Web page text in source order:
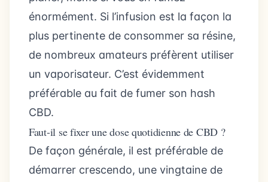
énormément. Si l’infusion est la façon la
plus pertinente de consommer sa résine,
de nombreux amateurs préfèrent utiliser
un vaporisateur. C’est évidemment
préférable au fait de fumer son hash
CBD.
Faut-il se fixer une dose quotidienne de CBD ?
De façon générale, il est préférable de
démarrer crescendo, une vingtaine de